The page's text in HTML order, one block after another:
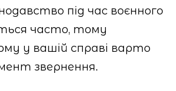
під час воєнного
часто, тому
у вашій справі варто
звернення.